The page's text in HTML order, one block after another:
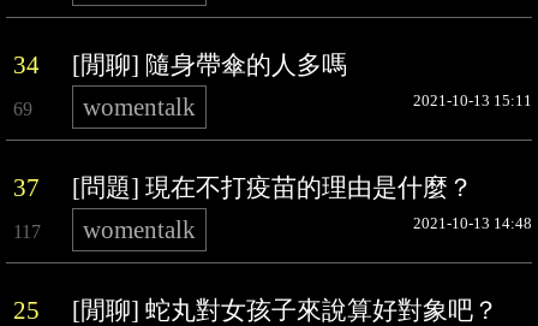
34 [閒聊] 隨身帶傘的人多嗎
69 womentalk 2021-10-13 15:11
37 [問題] 現在不打疫苗的理由是什麼？
117 womentalk 2021-10-13 14:48
25 [閒聊] 蛇丸對女孩子來說算好對象吧？